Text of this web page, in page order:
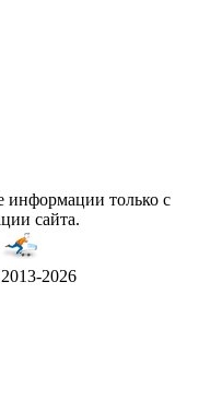
информации только с
сайта.
2026